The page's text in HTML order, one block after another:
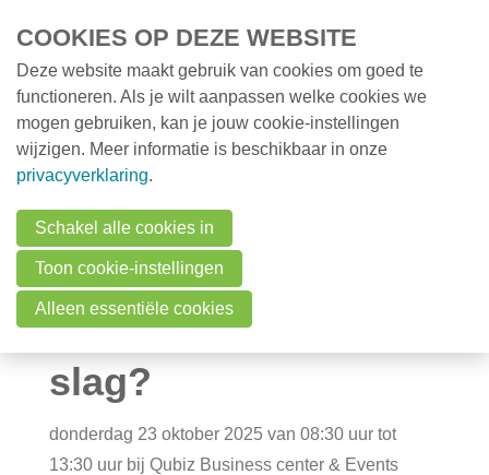
MENU
Workshop e-
facturatie via
Peppol: hoe ga je
concreet aan de
slag?
donderdag 23 oktober 2025 van 08:30 uur tot
13:30 uur bij Qubiz Business center & Events
Milieunieuws
Vacatures
Zoeken
COOKIES OP DEZE WEBSITE
Deze website maakt gebruik van cookies om goed te
functioneren. Als je wilt aanpassen welke cookies we
mogen gebruiken, kan je jouw cookie-instellingen
wijzigen. Meer informatie is beschikbaar in onze
privacyverklaring.
Schakel alle cookies in
Toon cookie-instellingen
Alleen essentiële cookies